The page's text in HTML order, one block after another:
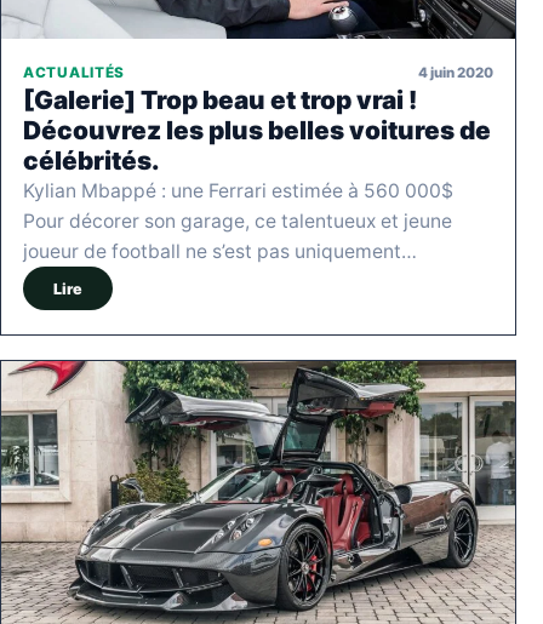
ACTUALITÉS 4 juin 2020
[Galerie] Trop beau et trop vrai !
Découvrez les plus belles voitures de
célébrités.
Kylian Mbappé : une Ferrari estimée à 560 000$
Pour décorer son garage, ce talentueux et jeune
joueur de football ne s’est pas uniquement…
Lire